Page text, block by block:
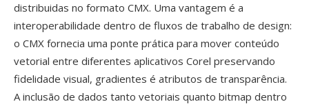
distribuidas no formato CMX. Uma vantagem é a
interoperabilidade dentro de fluxos de trabalho de design:
o CMX fornecia uma ponte prática para mover conteúdo
vetorial entre diferentes aplicativos Corel preservando
fidelidade visual, gradientes é atributos de transparência.
A inclusão de dados tanto vetoriais quanto bitmap dentro